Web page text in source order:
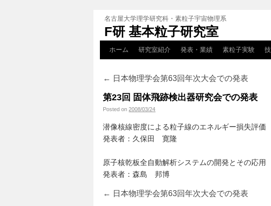
名古屋大学理学研究科・素粒子宇宙物理系
F研 基本粒子研究室
ホーム 研究室紹介 発表・業績 素粒子実験
← 日本物理学会第63回年次大会での発表
第23回 固体飛跡検出器研究会での発表
Posted on 2008/03/24
潜像核線密度による粒子線のエネルギー損失評価
発表者：久保田 寛隆
原子核乾板全自動解析システムの開発とその応用
発表者：森島 邦博
← 日本物理学会第63回年次大会での発表